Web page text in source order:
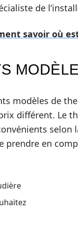
de
savoir où
modèles de
différent. Le
en